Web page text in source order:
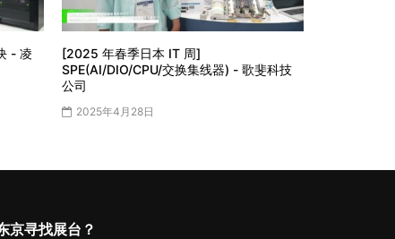
- 凌
[2025 年春季日本 IT 周]
SPE(AI/DIO/CPU/交换集线器) - 歌斐科技
公司
2025年4月28日
京寻找展台？